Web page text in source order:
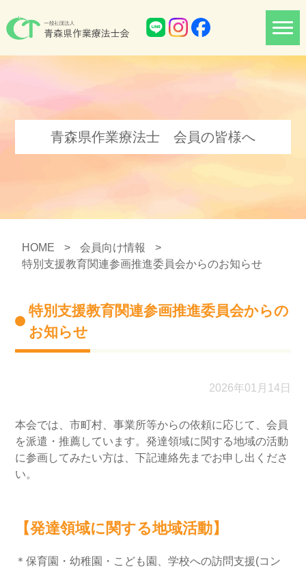
青森県作業療法士 会員の皆様へ
HOME > 会員向け情報
>
特別支援教育関連参画推進委員会からのお知らせ
特別支援教育関連参画推進委員会からの
お知らせ
2026年01月14日
本会では、市町村、事業所等からの依頼に応じて、会員
を派遣・推薦しています。発達領域に関する地域の活動
に参画してみたい方は、下記連絡先までお申し出くださ
い。
【発達領域に関する地域活動】
＊保育園・幼稚園・こども園、学校への訪問支援(コン